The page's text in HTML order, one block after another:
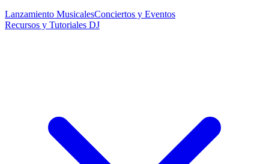
Lanzamiento MusicalesConciertos y Eventos
Recursos y Tutoriales DJ